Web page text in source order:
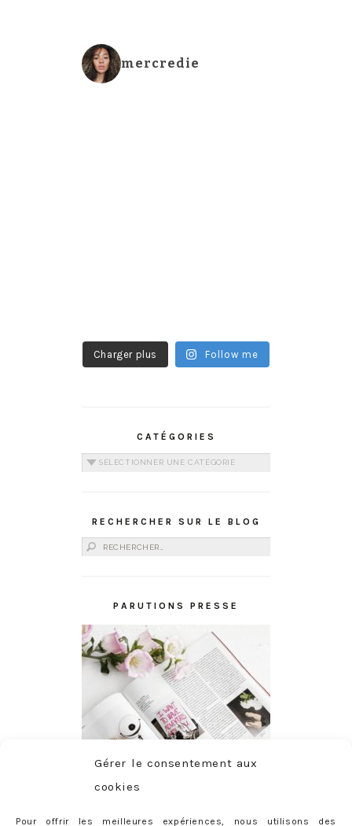
Gérer le consentement aux
cookies
Pour offrir les meilleures expériences, nous utilisons des
mercredie
Charger plus Follow me
CATÉGORIES
Catégories
RECHERCHER SUR LE BLOG
Rechercher :
PARUTIONS PRESSE